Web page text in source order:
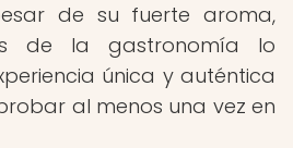
de su fuerte aroma,
de la gastronomía lo
única y auténtica
al menos una vez en